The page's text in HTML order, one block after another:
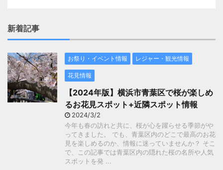
新着記事
お祭り・イベント情報 レジャー・観光情報
花見情報
【2024年版】横浜市青葉区で桜が楽しめ
るお花見スポット+近隣スポット情報
2024/3/2
今年も春の訪れと共に、桜が心を躍らせる季節がや
ってきました。 でも、青葉区内のどこで最高のお花
見を楽しめるのか、情報に迷っていませんか？ そこ
で、この記事では青葉区内の隠れた桜の名所や人気
スポットを発 ...